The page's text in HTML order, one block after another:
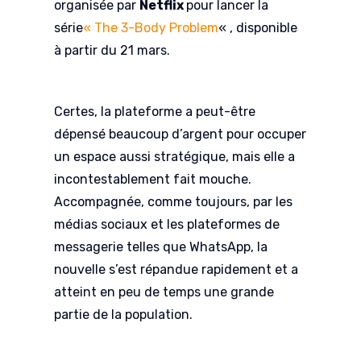
organisée par Netflix pour lancer la
série« The 3-Body Problem« , disponible
à partir du 21 mars.
Certes, la plateforme a peut-être
dépensé beaucoup d’argent pour occuper
un espace aussi stratégique, mais elle a
incontestablement fait mouche.
Accompagnée, comme toujours, par les
médias sociaux et les plateformes de
messagerie telles que WhatsApp, la
nouvelle s’est répandue rapidement et a
atteint en peu de temps une grande
partie de la population.